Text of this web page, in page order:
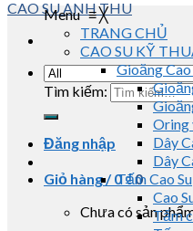
Tìm kiếm:
Đăng nhập
Giỏ hàng /0₫0
Chưa có sản
Menu≡╳
TRANG CHỦ
CAO SU KỸ
Gioăng Cao
Oring
Dây
Dây
Tấm Cao Su
Cao
Tấm